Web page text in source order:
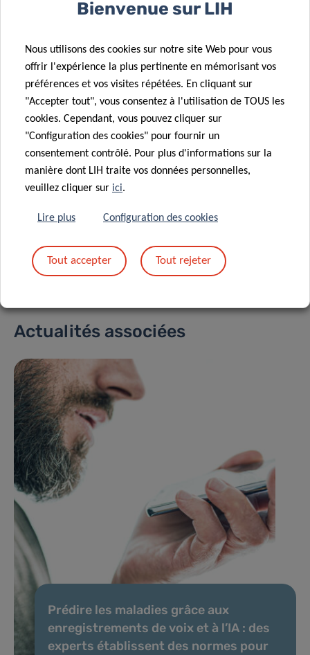
BERND
GRIMM
Head of the Human Motion,
Orthopaedics, Sports Medicine and
Digital Methods Group
Contact
Partagez sur
Actualités associées
Prédire les maladies grâce aux
enregistrements de voix et à l’IA : des
experts établissent des normes pour
Bienvenue sur LIH
Nous utilisons des cookies sur notre site Web pour vous
offrir l'expérience la plus pertinente en mémorisant vos
préférences et vos visites répétées. En cliquant sur
"Accepter tout", vous consentez à l'utilisation de TOUS les
cookies. Cependant, vous pouvez cliquer sur
"Configuration des cookies" pour fournir un
consentement contrôlé. Pour plus d'informations sur la
manière dont LIH traite vos données personnelles,
veuillez cliquer sur ici.
Lire plus Configuration des cookies
Tout accepter Tout rejeter